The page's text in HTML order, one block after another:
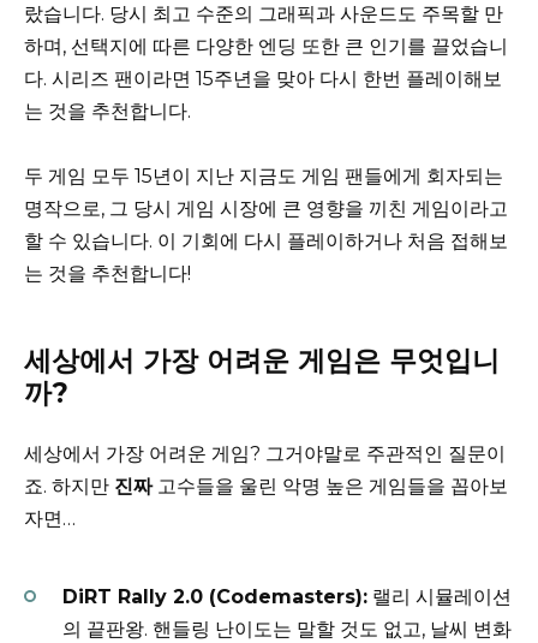
랐습니다. 당시 최고 수준의 그래픽과 사운드도 주목할 만
하며, 선택지에 따른 다양한 엔딩 또한 큰 인기를 끌었습니
다. 시리즈 팬이라면 15주년을 맞아 다시 한번 플레이해보
는 것을 추천합니다.
두 게임 모두 15년이 지난 지금도 게임 팬들에게 회자되는
명작으로, 그 당시 게임 시장에 큰 영향을 끼친 게임이라고
할 수 있습니다. 이 기회에 다시 플레이하거나 처음 접해보
는 것을 추천합니다!
세상에서 가장 어려운 게임은 무엇입니
까?
세상에서 가장 어려운 게임? 그거야말로 주관적인 질문이
죠. 하지만 진짜고수들을 울린 악명 높은 게임들을 꼽아보
자면…
DiRT Rally 2.0 (Codemasters): 랠리 시뮬레이션
의 끝판왕. 핸들링 난이도는 말할 것도 없고, 날씨 변화